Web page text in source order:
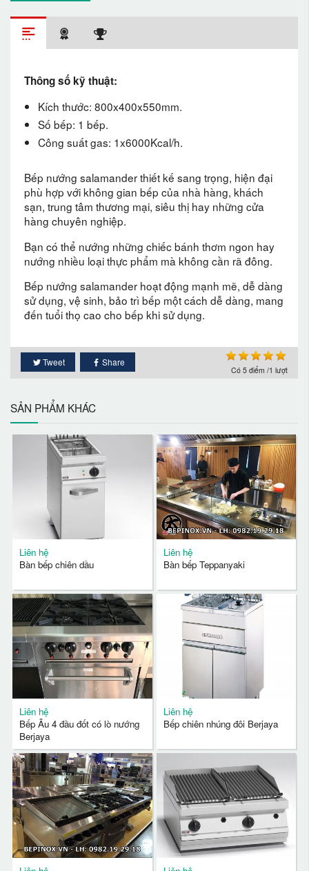
Thông số kỹ thuật:
Kích thước: 800x400x550mm.
Số bếp: 1 bếp.
Công suất gas: 1x6000Kcal/h.
Bếp nướng salamander thiết kế sang trọng, hiện đại
phù hợp với không gian bếp của nhà hàng, khách
sạn, trung tâm thương mại, siêu thị hay những cửa
hàng chuyên nghiệp.
Bạn có thể nướng những chiếc bánh thơm ngon hay
nướng nhiều loại thực phẩm mà không cần rã đông.
Bếp nướng salamander hoạt động mạnh mẽ, dễ dàng
sử dụng, vệ sinh, bảo trì bếp một cách dễ dàng, mang
đến tuổi thọ cao cho bếp khi sử dụng.
Có 5 điểm /1 lượt
Tweet Share
SẢN PHẨM KHÁC
Liên hệ
Bàn bếp chiên dầu
Liên hệ
Bàn bếp Teppanyaki
Liên hệ
Bếp Âu 4 đầu đốt có lò nướng
Berjaya
Liên hệ
Bếp chiên nhúng đôi Berjaya